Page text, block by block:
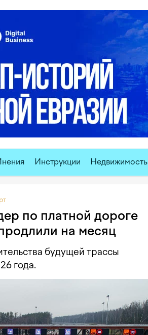
Инструкции Недвижимость
по платной дороге
на месяц
будущей трассы
года.